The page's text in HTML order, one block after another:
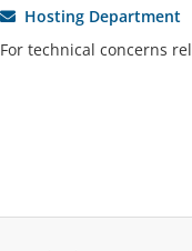
Hosting Department
For technical concerns